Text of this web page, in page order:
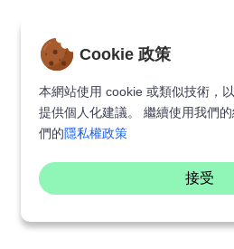
Cookie 政策
本網站使用 cookie 或類似技術，
提供個人化建議。 繼續使用我們
們的隱私權政策
接受